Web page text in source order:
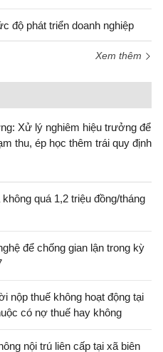
độ phát triển doanh nghiệp
Xem thêm
Xử lý nghiêm hiệu trưởng để
thu, ép học thêm trái quy định
quá 1,2 triệu đồng/tháng
để chống gian lận trong kỳ
nộp thuế không hoạt động tại
có nợ thuế hay không
nội trú liên cấp tại xã biên